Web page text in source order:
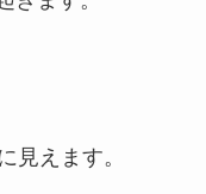
見えます。